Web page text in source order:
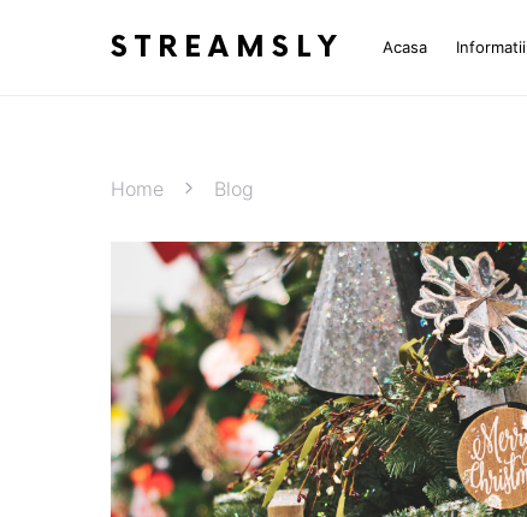
STREAMSLY Acasa
Home Blog